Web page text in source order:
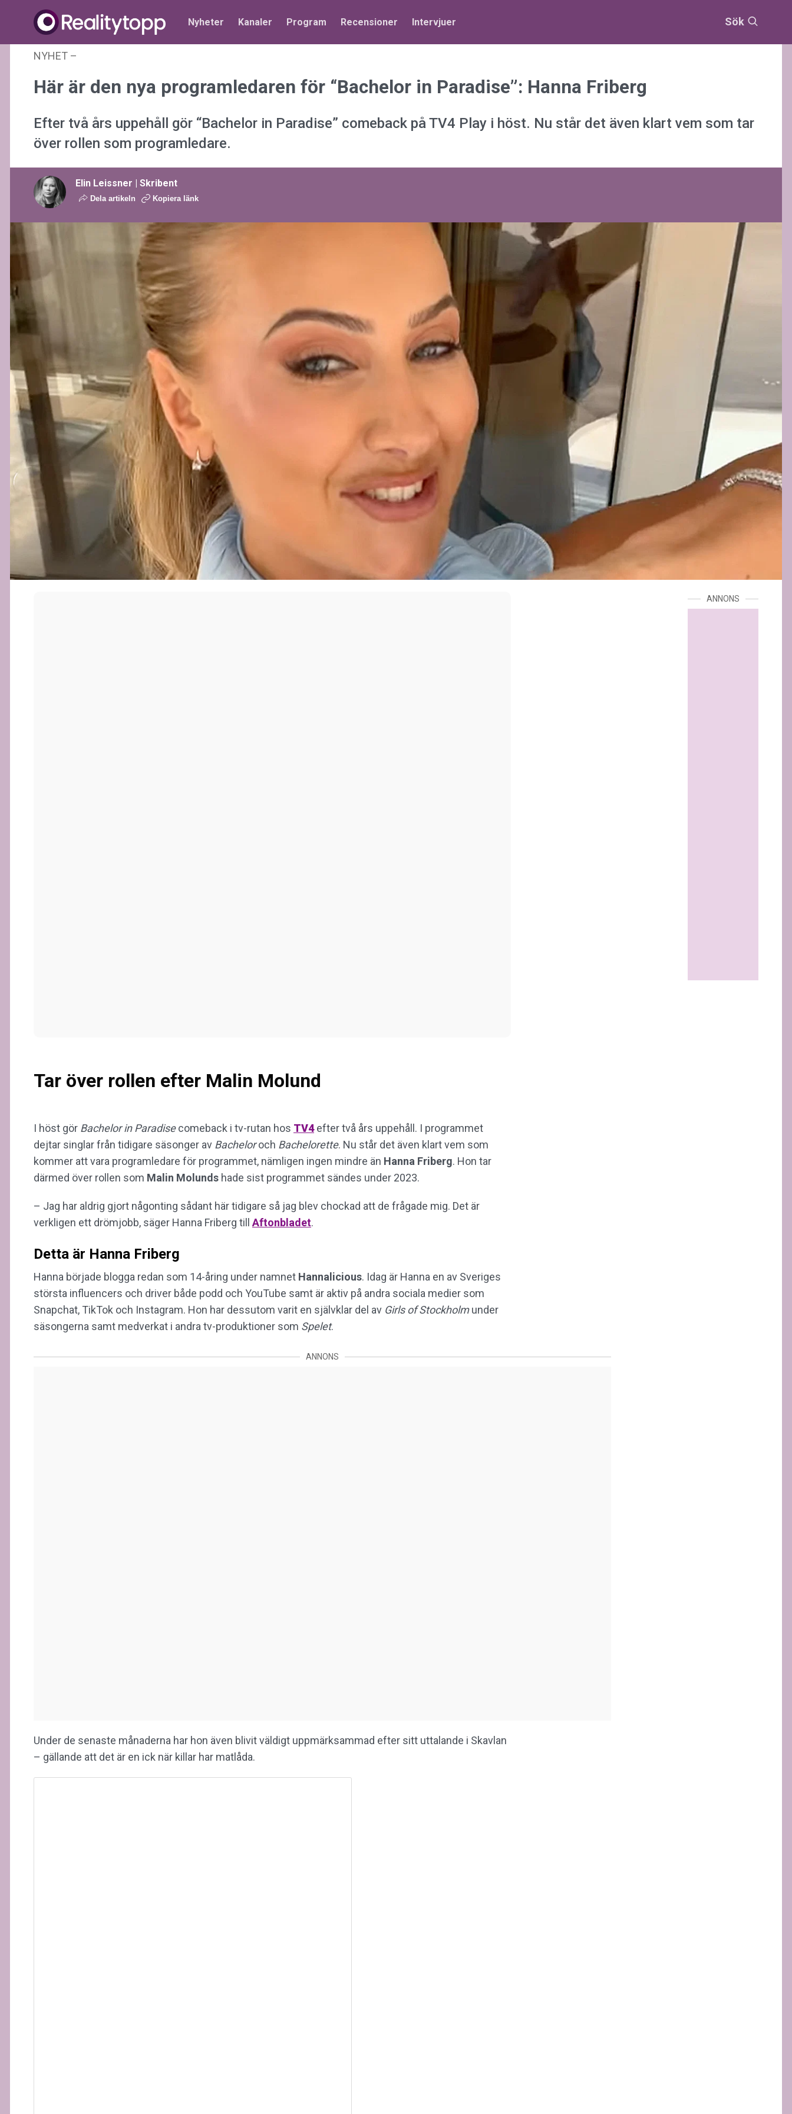
Nyheter Kanaler Program Recensioner Intervjuer Sök
NYHET –
Här är den nya programledaren för “Bachelor in Paradise”: Hanna Friberg
Efter två års uppehåll gör “Bachelor in Paradise” comeback på TV4 Play i höst. Nu står det även klart vem som tar
över rollen som programledare.
Elin Leissner | Skribent
Dela artikeln Kopiera länk
Tar över rollen efter Malin Molund
I höst gör Bachelor in Paradisecomeback i tv-rutan hos TV4efter två års uppehåll. I programmet
dejtar singlar från tidigare säsonger av Bacheloroch Bachelorette. Nu står det även klart vem som
kommer att vara programledare för programmet, nämligen ingen mindre än Hanna Friberg. Hon tar
därmed över rollen som Malin Molunds hade sist programmet sändes under 2023.
– Jag har aldrig gjort någonting sådant här tidigare så jag blev chockad att de frågade mig. Det är
verkligen ett drömjobb, säger Hanna Friberg till Aftonbladet.
Detta är Hanna Friberg
Hanna började blogga redan som 14-åring under namnet Hannalicious. Idag är Hanna en av Sveriges
största influencers och driver både podd och YouTube samt är aktiv på andra sociala medier som
Snapchat, TikTok och Instagram. Hon har dessutom varit en självklar del av Girls of Stockholmunder
säsongerna samt medverkat i andra tv-produktioner som Spelet.
ANNONS
Under de senaste månaderna har hon även blivit väldigt uppmärksammad efter sitt uttalande i Skavlan
– gällande att det är en ick när killar har matlåda.
ANNONS